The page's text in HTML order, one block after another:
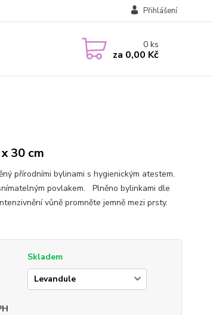
Přihlášení
0ks
za 0,00 Kč
30 cm
přírodními bylinami s hygienickým atestem.
povlakem. Plněno bylinkami dle
vůně promněte jemně mezi prsty.
Skladem